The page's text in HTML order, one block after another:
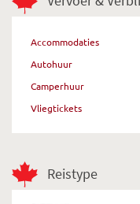
Accommodaties
Autohuur
Camperhuur
Vliegtickets
Reistype